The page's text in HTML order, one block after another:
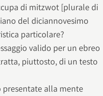
di mitzwot [plurale di
del diciannovesimo
particolare?
valido per un ebreo
piuttosto, di un testo
presentate alla mente